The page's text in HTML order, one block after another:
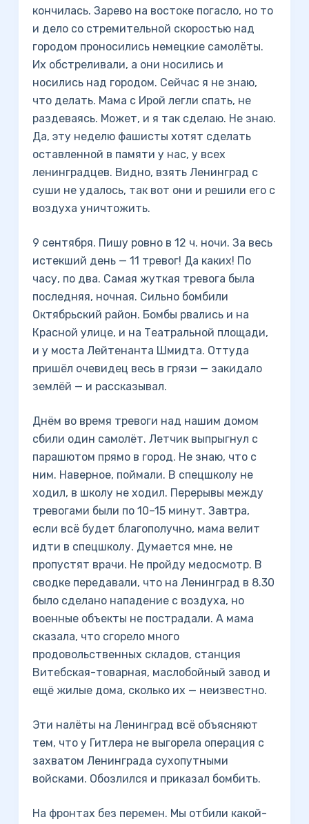
кончилась. Зарево на востоке погасло, но то
и дело со стремительной скоростью над
городом проносились немецкие самолёты.
Их обстреливали, а они носились и
носились над городом. Сейчас я не знаю,
что делать. Мама с Ирой легли спать, не
раздеваясь. Может, и я так сделаю. Не знаю.
Да, эту неделю фашисты хотят сделать
оставленной в памяти у нас, у всех
ленинградцев. Видно, взять Ленинград с
суши не удалось, так вот они и решили его с
воздуха уничтожить.
9 сентября. Пишу ровно в 12 ч. ночи. За весь
истекший день — 11 тревог! Да каких! По
часу, по два. Самая жуткая тревога была
последняя, ночная. Сильно бомбили
Октябрьский район. Бомбы рвались и на
Красной улице, и на Театральной площади,
и у моста Лейтенанта Шмидта. Оттуда
пришёл очевидец весь в грязи — закидало
землёй — и рассказывал.
Днём во время тревоги над нашим домом
сбили один самолёт. Летчик выпрыгнул с
парашютом прямо в город. Не знаю, что с
ним. Наверное, поймали. В спецшколу не
ходил, в школу не ходил. Перерывы между
тревогами были по 10–15 минут. Завтра,
если всё будет благополучно, мама велит
идти в спецшколу. Думается мне, не
пропустят врачи. Не пройду медосмотр. В
сводке передавали, что на Ленинград в 8.30
было сделано нападение с воздуха, но
военные объекты не пострадали. А мама
сказала, что сгорело много
продовольственных складов, станция
Витебская-товарная, маслобойный завод и
ещё жилые дома, сколько их — неизвестно.
Эти налёты на Ленинград всё объясняют
тем, что у Гитлера не выгорела операция с
захватом Ленинграда сухопутными
войсками. Обозлился и приказал бомбить.
На фронтах без перемен. Мы отбили какой-